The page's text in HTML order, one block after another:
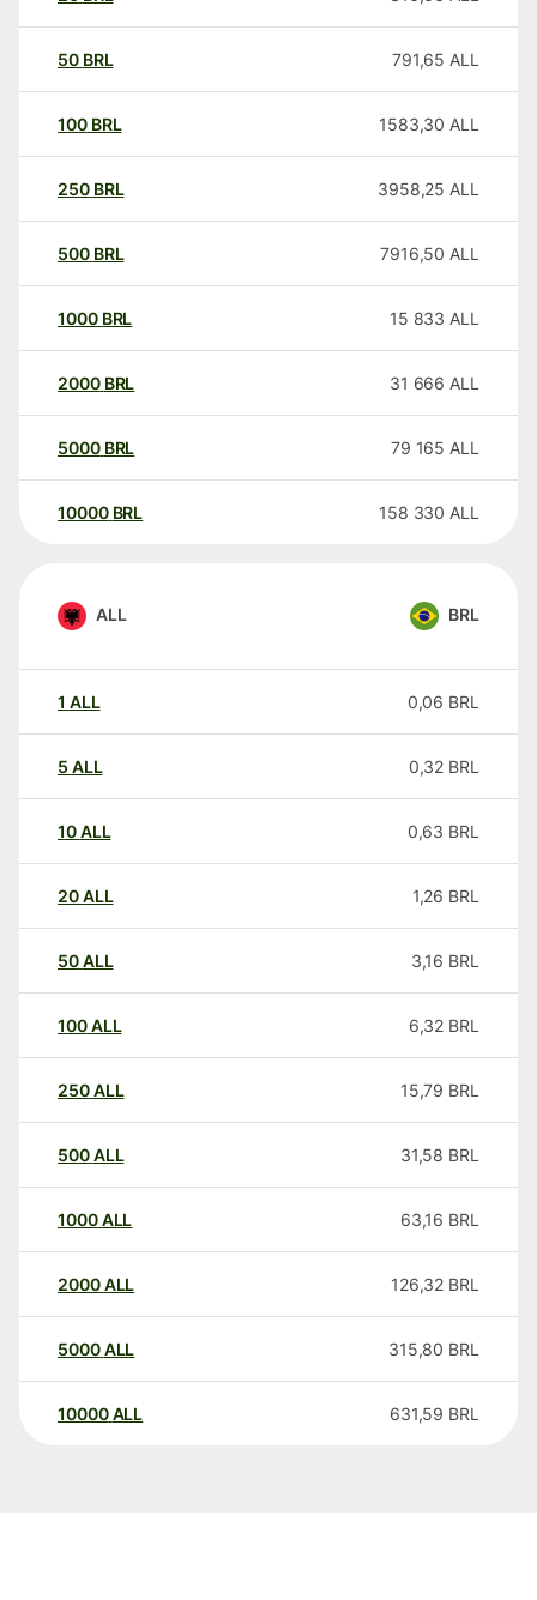
50 BRL 791,65 ALL
100 BRL 1583,30 ALL
250 BRL 3958,25 ALL
500 BRL 7916,50 ALL
1000 BRL 15 833 ALL
2000 BRL 31 666 ALL
5000 BRL 79 165 ALL
10000 BRL 158 330 ALL
ALL BRL
1 ALL 0,06 BRL
5 ALL 0,32 BRL
10ALL 0,63 BRL
20ALL 1,26 BRL
50ALL 3,16 BRL
100ALL 6,32 BRL
250ALL 15,79 BRL
500ALL 31,58 BRL
1000ALL 63,16 BRL
2000ALL 126,32 BRL
5000ALL 315,80 BRL
10000 ALL 631,59 BRL